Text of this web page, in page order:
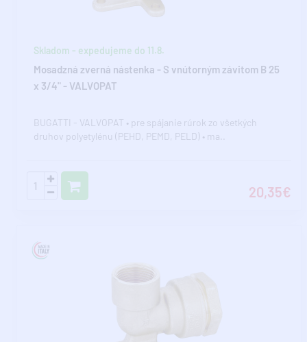
Skladom - expedujeme do 11.8.
Mosadzná zverná nástenka - S vnútorným závitom B 25
x 3/4" - VALVOPAT
BUGATTI - VALVOPAT • pre spájanie rúrok zo všetkých
druhov polyetylénu (PEHD, PEMD, PELD) • ma..
20,35€